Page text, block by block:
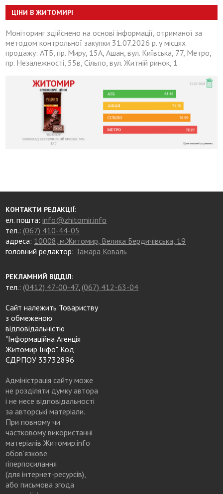
ЦІНИ В ЖИТОМИРІ
Моніторинг здійснено на основі інформації, отриманої за
методом контрольної закупки 31.07.2026 р. у місцях
продажу: АТБ, пр. Миру, 15А, Ашан, вул. Київська, 77, Метро,
пр. Незалежності, 55в, Сільпо, вул. Житній ринок, 1
КОНТАКТИ РЕДАКЦІЇ:
ел. пошта:info@zhitomir.info
тел.: (067) 410-44-05
адреса: 10008, м.Житомир, Велика Бердичівська, 19
головний редактор: Тамара Коваль
РЕКЛАМНИЙ ВІДДІЛ:
тел.: (0412) 47-00-47, (067) 412-63-04
Сайт належить Товариству
з обмеженою
відповідальністю
"Інформаційна Агенція
Житомир Інфо". Код
ЄДРПОУ 33732896
Адміністрація сайту може
не розділяти думку автора
і не несе відповідальності
за авторські матеріали.
При повному чи
частковому використанні
матеріалів Житомир.info
обов’язкове
гіперпосилання
(для інтернет-ресурсів),
або письмова згода